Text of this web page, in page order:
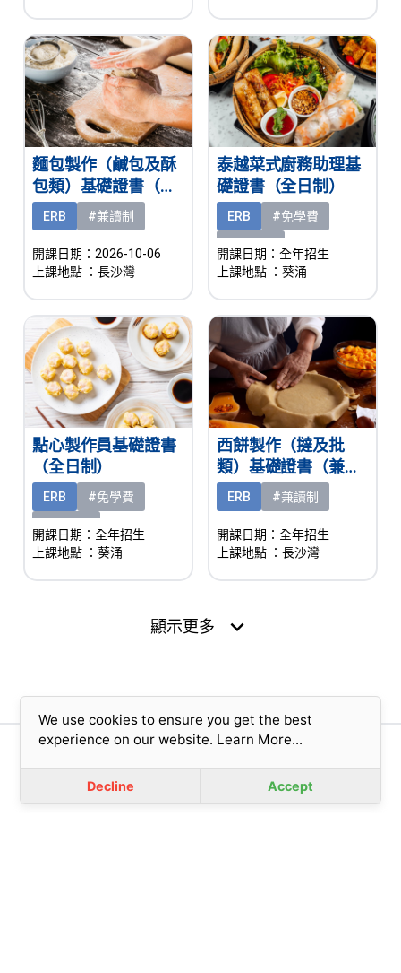
麵包製作（鹹包及酥
包類）基礎證書（兼
讀制）
ERB #兼讀制
開課日期：2026-10-06
上課地點 ：長沙灣
泰越菜式廚務助理基
礎證書（全日制）
ERB
#免學費
#有津貼
開課日期：全年招生
上課地點 ：葵涌
點心製作員基礎證書
（全日制）
ERB
#免學費
#有津貼
開課日期：全年招生
上課地點 ：葵涌
西餅製作（撻及批
類）基礎證書（兼讀
制）
ERB #兼讀制
開課日期：全年招生
上課地點 ：長沙灣
顯示更多 expand_more
We use cookies to ensure you get the best
experience on our website. Learn More...
Decline Accept
版權所有© 2023 香港基督教女青年會 (擔保有限公司)